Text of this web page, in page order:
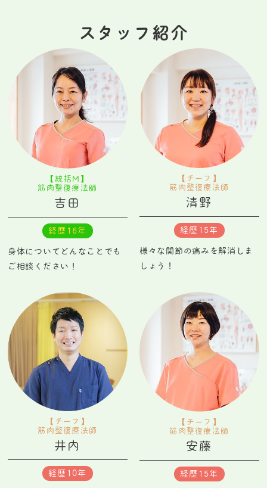
スタッフ紹介
【統括M】
筋肉整復療法師
吉田
経歴16年
身体についてどんなことでも
ご相談ください！
【チーフ】
筋肉整復療法師
清野
経歴15年
様々な関節の痛みを解消しま
しょう！
【チーフ】
筋肉整復療法師
井内
経歴10年
【チーフ】
筋肉整復療法師
安藤
経歴15年